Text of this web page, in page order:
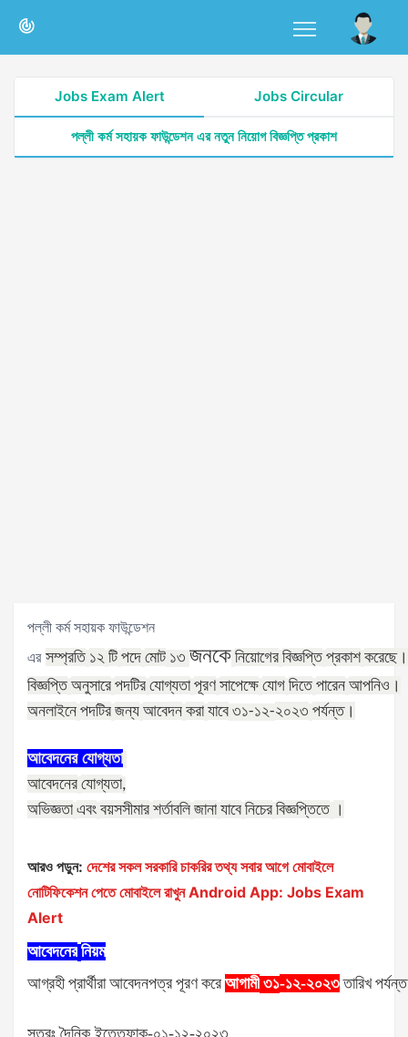
Jobs Exam Alert Jobs Circular
পল্লী কর্ম সহায়ক ফাউন্ডেশন এর নতুন নিয়োগ বিজ্ঞপ্তি প্রকাশ
পল্লী কর্ম সহায়ক ফাউন্ডেশন
এর সম্প্রতি ১২ টি পদে মোট ১৩ জনকে নিয়োগের বিজ্ঞপ্তি প্রকাশ করেছে।
বিজ্ঞপ্তি অনুসারে পদটির যোগ্যতা পূরণ সাপেক্ষে যোগ দিতে পারেন আপনিও।
অনলাইনে পদটির জন্য আবেদন করা যাবে ৩১-১২-২০২৩ পর্যন্ত।
আবেদনের যোগ্যতা
আবেদনের যোগ্যতা,
অভিজ্ঞতা এবং বয়সসীমার শর্তাবলি জানা যাবে নিচের বিজ্ঞপ্তিতে ।
আরও পড়ুন: দেশের সকল সরকারি চাকরির তথ্য সবার আগে মোবাইলে
নোটিফিকেশন পেতে মোবাইলে রাখুন Android App: Jobs Exam
Alert
আবেদনের নিয়ম
আগ্রহী প্রার্থীরা আবেদনপত্র পূরণ করে আগামী ৩১-১২-২০২৩ তারিখ পর্যন্ত
সূত্রঃ দৈনিক ইত্তেফাক-০১-১২-২০২৩